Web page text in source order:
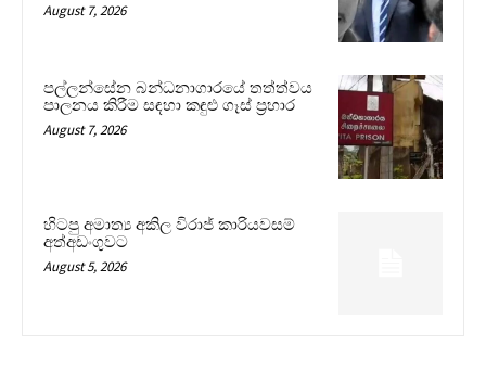
August 7, 2026
පල්ලන්සේන බන්ධනාගාරයේ තත්ත්වය
පාලනය කිරීම සඳහා කඳුළු ගෑස් ප්‍රහාර
August 7, 2026
හිටපු අමාත්‍ය අකිල විරාජ් කාරියවසම්
අත්අඩංගුවට
August 5, 2026